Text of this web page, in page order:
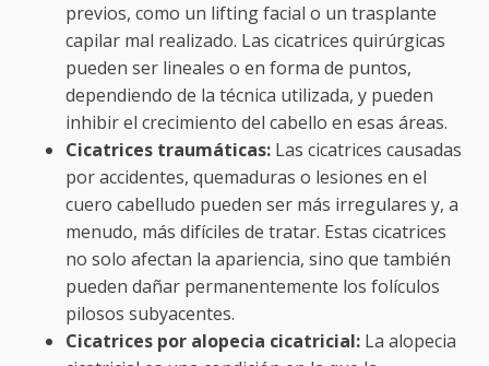
previos, como un lifting facial o un trasplante
capilar mal realizado. Las cicatrices quirúrgicas
pueden ser lineales o en forma de puntos,
dependiendo de la técnica utilizada, y pueden
inhibir el crecimiento del cabello en esas áreas.
Cicatrices traumáticas: Las cicatrices causadas
por accidentes, quemaduras o lesiones en el
cuero cabelludo pueden ser más irregulares y, a
menudo, más difíciles de tratar. Estas cicatrices
no solo afectan la apariencia, sino que también
pueden dañar permanentemente los folículos
pilosos subyacentes.
Cicatrices por alopecia cicatricial: La alopecia